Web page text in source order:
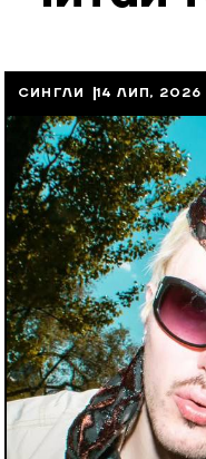
СИНГЛИ 14 ЛИП, 2026